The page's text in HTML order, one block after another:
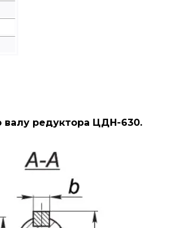
валу редуктора ЦДН-630.